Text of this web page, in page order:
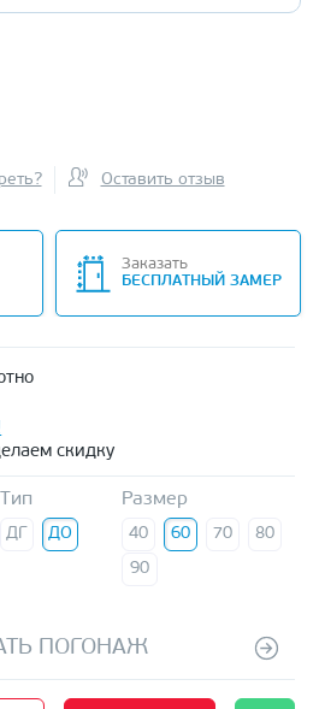
Оставить отзыв
Заказать
БЕСПЛАТНЫЙ ЗАМЕР
скидку
Тип
ДГ ДО
Размер
40 60 70
80
90
ПОГОНАЖ